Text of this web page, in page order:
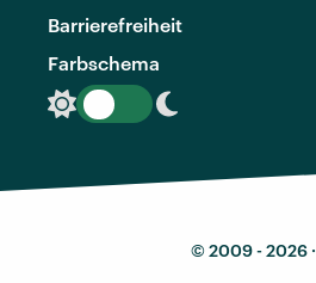
Barrierefreiheit
Farbschema
© 2009 - 2026 ·